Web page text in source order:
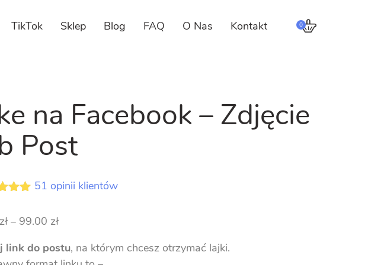
TikTok Sklep Blog FAQ O Nas Kontakt 0
na Facebook – Zdjęcie
Post
51 opinii klientów
zł – 99.00 złZakres
od
link do postu, na którym chcesz otrzymać lajki.